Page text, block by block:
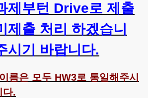
제부턴 Drive로 제출
제출 처리 하겠습니
시기 바랍니다.
름은 모두 HW3로 통일해주시
다.